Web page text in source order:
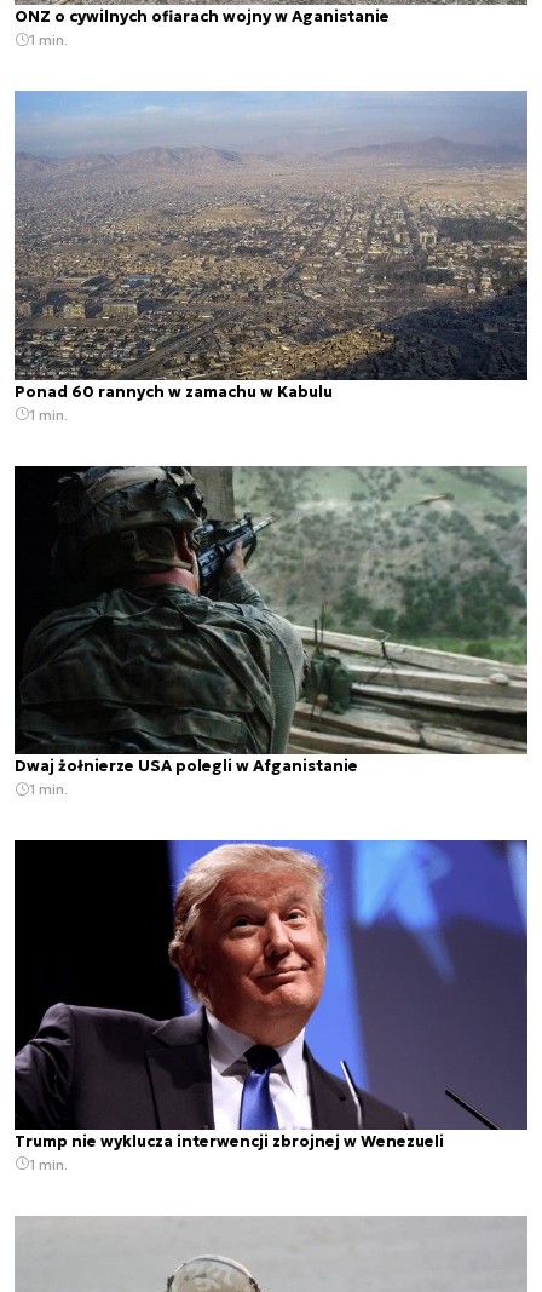
ONZ o cywilnych ofiarach wojny w Aganistanie
1 min.
Ponad 60 rannych w zamachu w Kabulu
1 min.
Dwaj żołnierze USA polegli w Afganistanie
1 min.
Trump nie wyklucza interwencji zbrojnej w Wenezueli
1 min.